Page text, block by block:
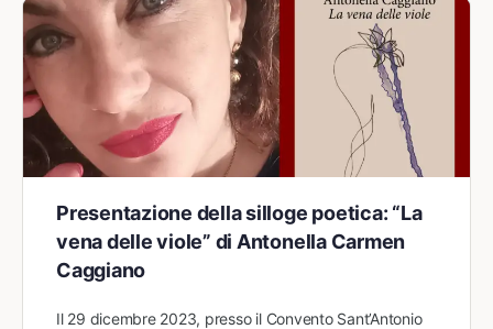
Presentazione della silloge poetica: “La
vena delle viole” di Antonella Carmen
Caggiano
Il 29 dicembre 2023, presso il Convento Sant’Antonio